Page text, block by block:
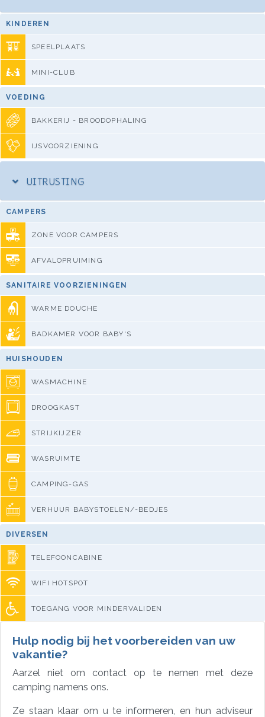
KINDEREN
SPEELPLAATS
MINI-CLUB
VOEDING
BAKKERIJ - BROODOPHALING
IJSVOORZIENING
UITRUSTING
CAMPERS
ZONE VOOR CAMPERS
AFVALOPRUIMING
SANITAIRE VOORZIENINGEN
WARME DOUCHE
BADKAMER VOOR BABY'S
HUISHOUDEN
WASMACHINE
DROOGKAST
STRIJKIJZER
WASRUIMTE
CAMPING-GAS
VERHUUR BABYSTOELEN/-BEDJES
DIVERSEN
TELEFOONCABINE
WIFI HOTSPOT
TOEGANG VOOR MINDERVALIDEN
Hulp nodig bij het voorbereiden van uw
vakantie?
Aarzel niet om contact op te nemen met deze
camping namens ons.
Ze staan klaar om u te informeren, en hun adviseur